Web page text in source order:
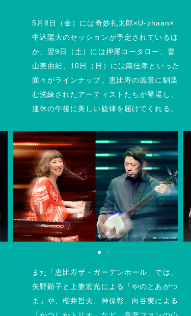
5月8日（金）には奇妙礼太郎×U-zhaan×
中込陽大のセッションが予定されているほ
か、翌9日（土）には押尾コータロー、畠
山美由紀、10日（日）には南佳孝といった
面々がラインナップ。恵比寿の風景に馴染
む洗練されたアーティストたちが登場し、
連休の午後に美しい旋律を届けてくれる。
また「恵⽐寿ザ・ガーデンホール」では、
矢野顕子と上妻宏光による「やのとあがつ
ま」や、櫻井哲夫、神保彰、向谷実による